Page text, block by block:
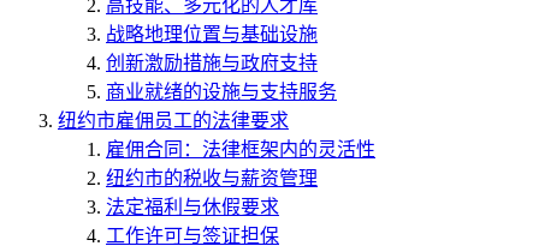
高技能、多元化的人才库
战略地理位置与基础设施
创新激励措施与政府支持
商业就绪的设施与支持服务
纽约市雇佣员工的法律要求
雇佣合同：法律框架内的灵活性
纽约市的税收与薪资管理
法定福利与休假要求
工作许可与签证担保